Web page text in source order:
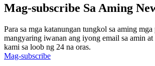
Mag-subscribe Sa Aming
Para sa mga katanungan tungkol sa aming
mangyaring iwanan ang iyong email sa amin
kami sa loob ng 24 na oras.
Mag-subscribe